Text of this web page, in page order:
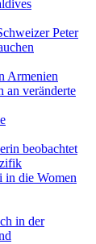
Peter
Armenien
an veränderte
beobachtet
in die Women
in der